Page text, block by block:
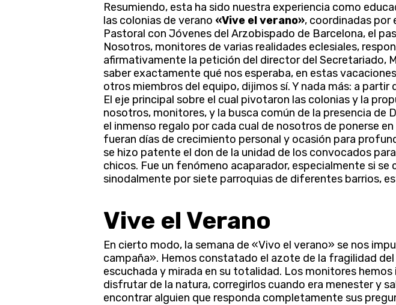
Presione enter para buscar o ESC para cerrar
Resumiendo, esta ha sido nuestra experiencia como
las colonias de verano «Vive el verano», coordinadas por
Pastoral con Jóvenes del Arzobispado de Barcelona, el
Nosotros, monitores de varias realidades eclesiales,
afirmativamente la petición del director del Secretariado,
saber exactamente qué nos esperaba, en estas
otros miembros del equipo, dijimos sí. Y nada más: a
El eje principal sobre el cual pivotaron las colonias y la
nosotros, monitores, y la busca común de la presencia de
el inmenso regalo por cada cual de nosotros de ponerse
fueran días de crecimiento personal y ocasión para
se hizo patente el don de la unidad de los convocados
chicos. Fue un fenómeno acaparador, especialmente si
sinodalmente por siete parroquias de diferentes barrios,
Vive el Verano
En cierto modo, la semana de «Vivo el verano» se nos
campaña». Hemos constatado el azote de la fragilidad
escuchada y mirada en su totalidad. Los monitores
disfrutar de la natura, corregirlos cuando era menester y
encontrar alguien que responda completamente sus